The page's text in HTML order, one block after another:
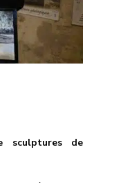
sculptures de